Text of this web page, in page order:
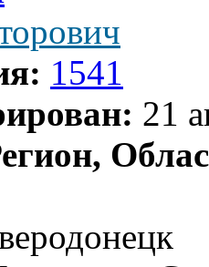
1541
21